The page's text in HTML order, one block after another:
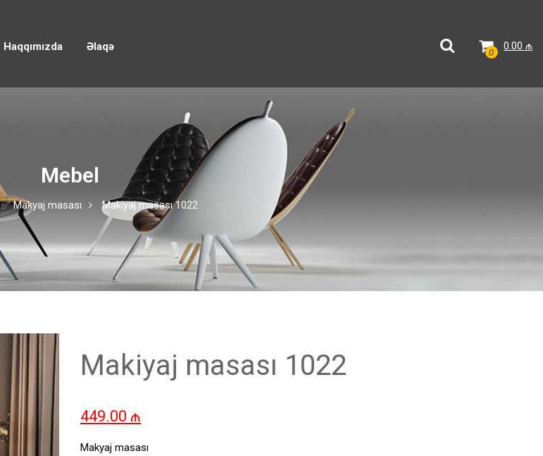
Haqqımızda Əlaqə 0.00 ₼
0
Mebel
✅ Makyaj masası Makiyaj masası 1022
Makiyaj masası 1022
449.00 ₼
Makyaj masası